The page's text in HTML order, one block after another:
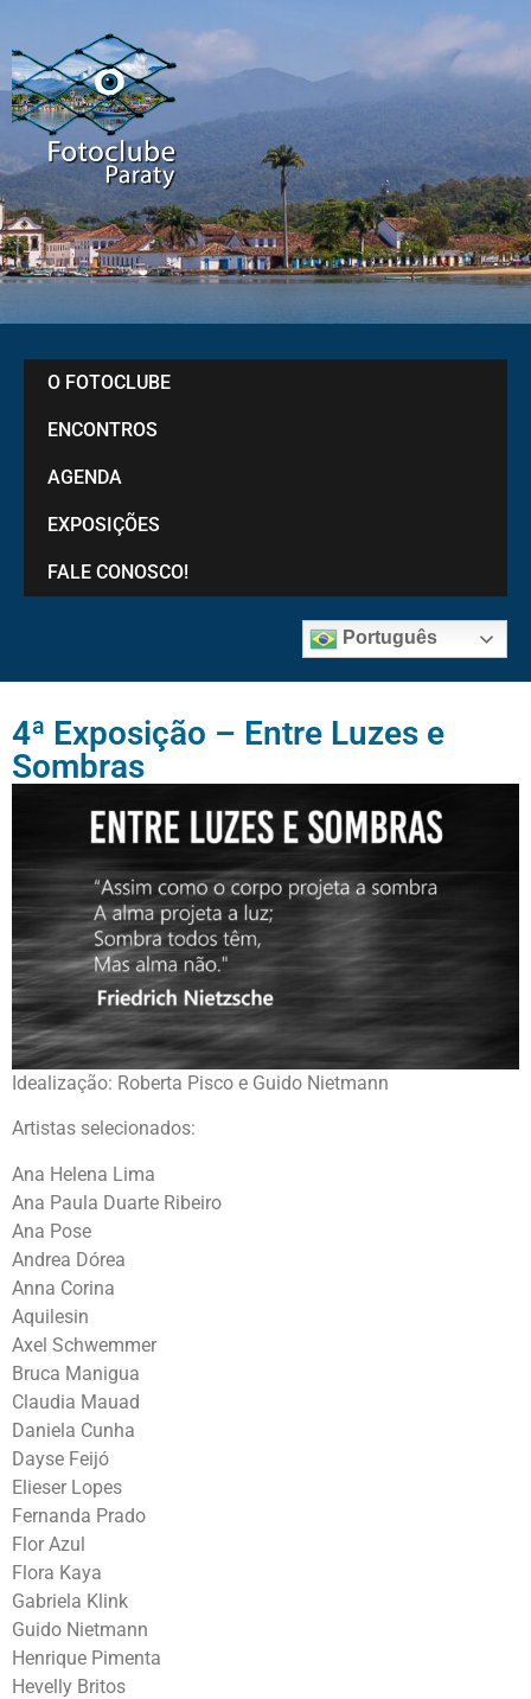
O FOTOCLUBE
ENCONTROS
AGENDA
EXPOSIÇÕES
FALE CONOSCO!
Português
4ª Exposição – Entre Luzes e
Sombras
Idealização: Roberta Pisco e Guido Nietmann
Artistas selecionados:
Ana Helena Lima
Ana Paula Duarte Ribeiro
Ana Pose
Andrea Dórea
Anna Corina
Aquilesin
Axel Schwemmer
Bruca Manigua
Claudia Mauad
Daniela Cunha
Dayse Feijó
Elieser Lopes
Fernanda Prado
Flor Azul
Flora Kaya
Gabriela Klink
Guido Nietmann
Henrique Pimenta
Hevelly Britos